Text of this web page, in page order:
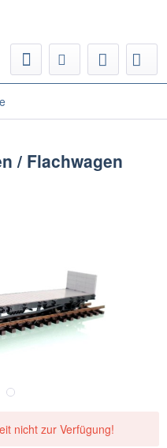
/ Flachwagen
nicht zur Verfügung!